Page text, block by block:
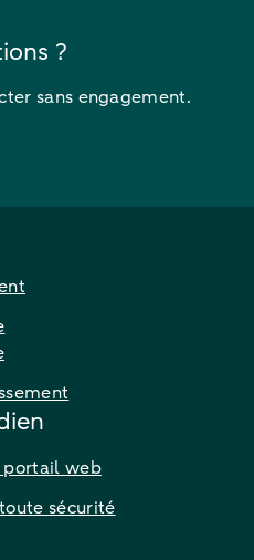
?
sans engagement.
portail web
sécurité